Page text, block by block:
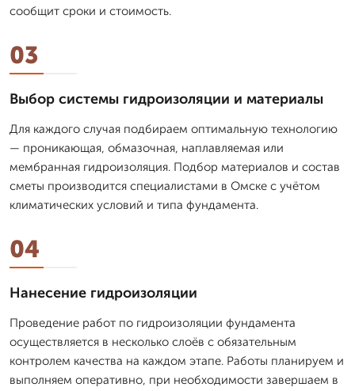
сообщит сроки и стоимость.
03
Выбор системы гидроизоляции и материалы
Для каждого случая подбираем оптимальную технологию
— проникающая, обмазочная, наплавляемая или
мембранная гидроизоляция. Подбор материалов и состав
сметы производится специалистами в Омске с учётом
климатических условий и типа фундамента.
04
Нанесение гидроизоляции
Проведение работ по гидроизоляции фундамента
осуществляется в несколько слоёв с обязательным
контролем качества на каждом этапе. Работы планируем и
выполняем оперативно, при необходимости завершаем в